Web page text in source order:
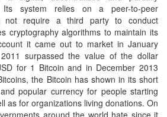
Its system relies on a peer-to-peer
not require a third party to conduct
cryptography algorithms to maintain its
it came out to market in January
surpassed the value of the dollar
for 1 Bitcoin and in December 2013
the Bitcoin has shown in its short
popular currency for people starting
as for organizations living donations. On
around the world hate since it